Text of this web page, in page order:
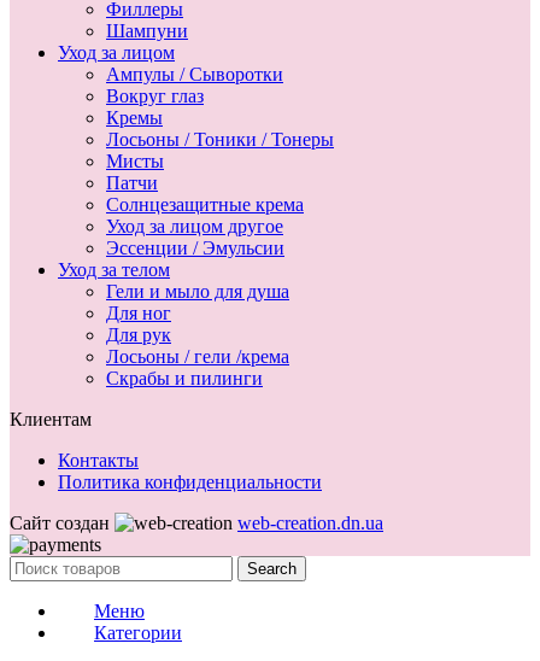
Филлеры
Шампуни
Уход за лицом
Ампулы / Сыворотки
Вокруг глаз
Кремы
Лосьоны / Тоники / Тонеры
Мисты
Патчи
Солнцезащитные крема
Уход за лицом другое
Эссенции / Эмульсии
Уход за телом
Гели и мыло для душа
Для ног
Для рук
Лосьоны / гели /крема
Скрабы и пилинги
Клиентам
Контакты
Политика конфиденциальности
Сайт создан
web-creation.dn.ua
Search
Меню
Категории